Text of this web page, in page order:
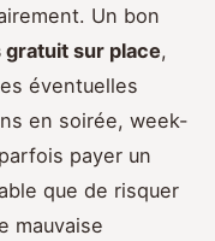
Un bon
gratuit sur place,
éventuelles
en soirée, week-
payer un
que de risquer
mauvaise